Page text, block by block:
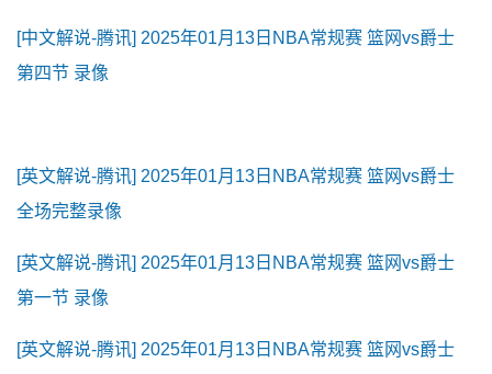
[中文解说-腾讯] 2025年01月13日NBA常规赛 篮网vs爵士
第四节 录像
[英文解说-腾讯] 2025年01月13日NBA常规赛 篮网vs爵士
全场完整录像
[英文解说-腾讯] 2025年01月13日NBA常规赛 篮网vs爵士
第一节 录像
[英文解说-腾讯] 2025年01月13日NBA常规赛 篮网vs爵士